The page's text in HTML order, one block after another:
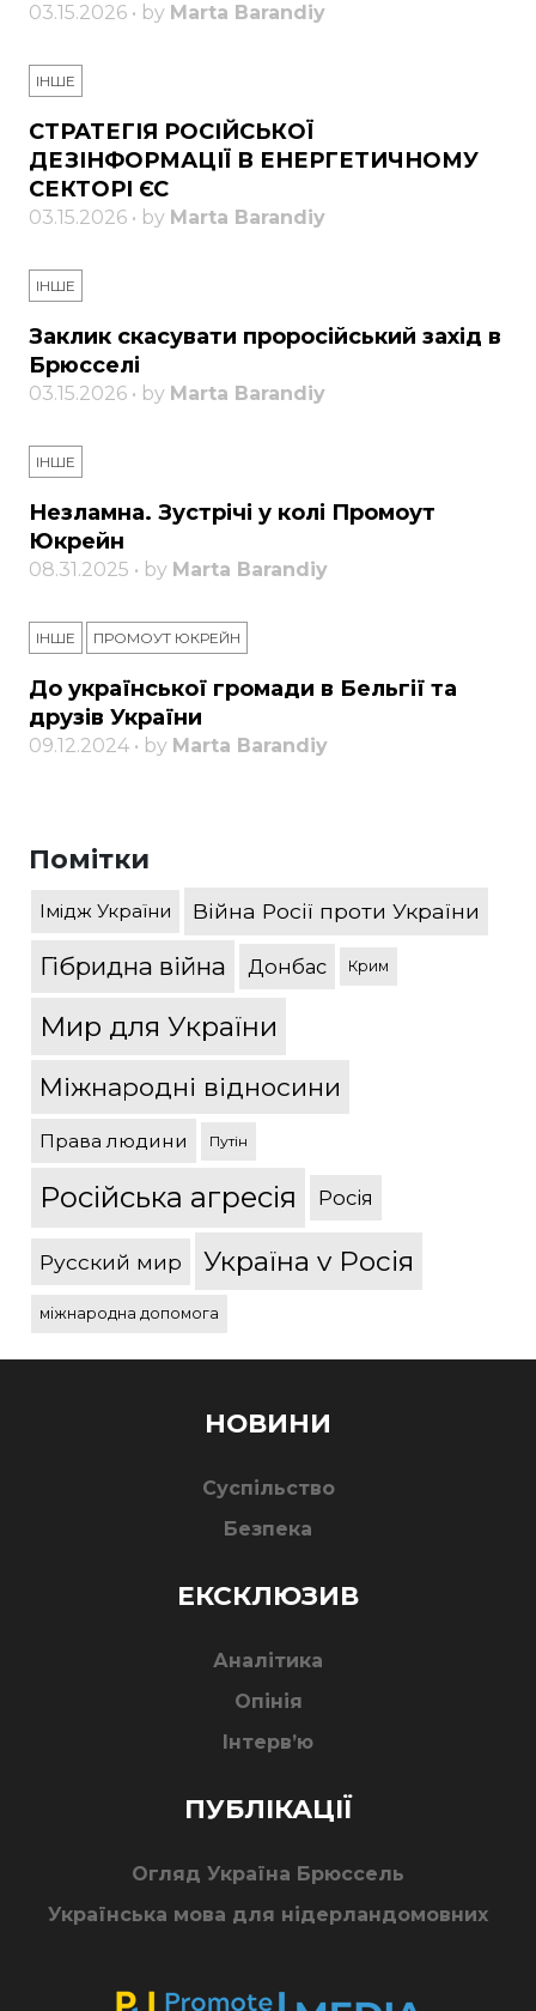
03.15.2026 • by Marta Barandiy
ІНШЕ
СТРАТЕГІЯ РОСІЙСЬКОЇ
ДЕЗІНФОРМАЦІЇ В ЕНЕРГЕТИЧНОМУ
СЕКТОРІ ЄС
03.15.2026 • by Marta Barandiy
ІНШЕ
Заклик скасувати проросійський захід в
Брюсселі
03.15.2026 • by Marta Barandiy
ІНШЕ
Незламна. Зустрічі у колі Промоут
Юкрейн
08.31.2025 • by Marta Barandiy
ІНШЕ ПРОМОУТ ЮКРЕЙН
До української громади в Бельгії та
друзів України
09.12.2024 • by Marta Barandiy
Помітки
Імідж України Війна Росії проти України
Гібридна війна Донбас Крим
Мир для України
Міжнародні відносини
Права людини Путін
Російська агресія Росія
Русский мир Україна v Росія
міжнародна допомога
НОВИНИ
Суспільство
Безпека
ЕКСКЛЮЗИВ
Аналітика
Опінія
Інтерв’ю
ПУБЛІКАЦІЇ
Огляд Україна Брюссель
Українська мова для нідерландомовних